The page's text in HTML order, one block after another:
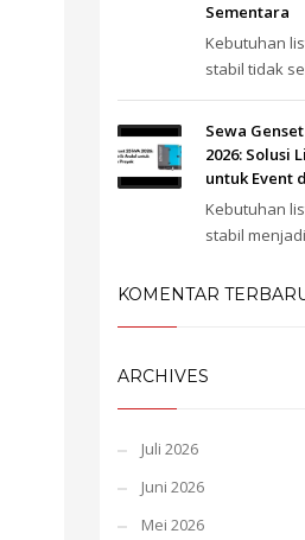
Sementara
Kebutuhan
stabil tidak
Sewa
2026: Solusi
untuk Event
Kebutuhan
stabil
KOMENTAR
ARCHIVES
Juli 2026
Juni 2026
Mei 2026